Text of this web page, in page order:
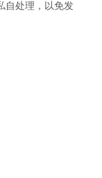
自处理，以免发